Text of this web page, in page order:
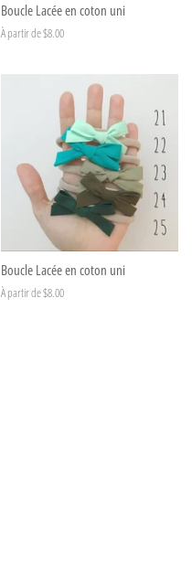
Boucle Lacée en coton uni
À partir de $8.00
Boucle Lacée en coton uni
À partir de $8.00